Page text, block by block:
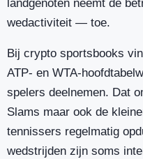
landgenoten neemt de
wedactiviteit — toe.
Bij crypto sportsbooks
ATP- en WTA-
spelers deelnemen. Dat
Slams maar ook de
tennissers regelmatig
wedstrijden zijn soms